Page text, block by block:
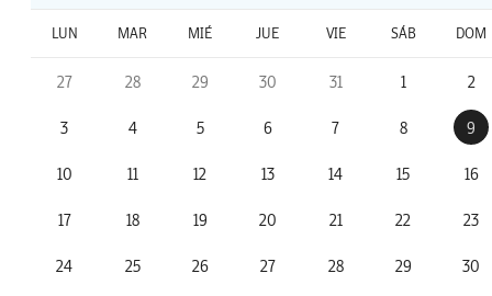
LUN MAR MIÉ JUE VIE SÁB DOM
27 28 29 30 31 1 2
3 4 5 6 7 8 9
10 11 12 13 14 15 16
17 18 19 20 21 22 23
24 25 26 27 28 29 30